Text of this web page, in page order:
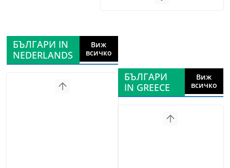
БЪЛГАРИ IN
NEDERLANDS
Виж
всичко
БЪЛГАРИ
IN GREECE
Виж
всичко